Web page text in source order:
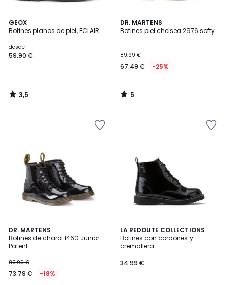
GEOX
Botines planos de piel, ECLAIR
desde
59.90 €
3,5
/ 5
3,5
/
DR. MARTENS
Botines piel chelsea 2976 softy
89.99 €
67.49 € -25%
5
/
5
/
DR. MARTENS
Botines de charol 1460 Junior
Patent
89.99 €
73.79 € -18%
4,7
/ 5
LA REDOUTE COLLECTIONS
Botines con cordones y
cremallera
34.99 €
4,3
/ 5